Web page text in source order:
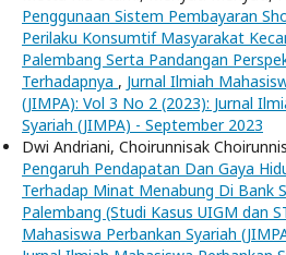
Penggunaan Sistem Pembayaran
Perilaku Konsumtif Masyarakat
Palembang Serta Pandangan
Terhadapnya , Jurnal Ilmiah
(JIMPA): Vol 3 No 2 (2023): Jurnal
Syariah (JIMPA) - September 2023
Dwi Andriani, Choirunnisak
Pengaruh Pendapatan Dan Gaya
Terhadap Minat Menabung Di Bank
Palembang (Studi Kasus UIGM dan
Mahasiswa Perbankan Syariah